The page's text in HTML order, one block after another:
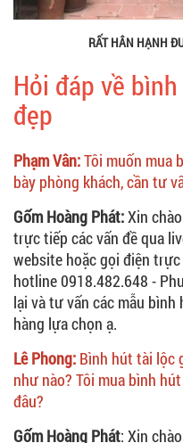
RẤT HÂN HẠNH
Hỏi đáp về
đẹp
Phạm Vân:Tôi muốn mua
bày phòng khách, cần tư
Gốm Hoàng Phát:Xin
trực tiếp các vấn đề qua
website hoặc gọi điện
hotline 0918.482.648 -
lại và tư vấn các mẫu
hàng lựa chọn ạ.
Lê Phong: Bình hút tài lộc
như nào? Tôi mua bình
đâu?
Gốm Hoàng Phát: Xin